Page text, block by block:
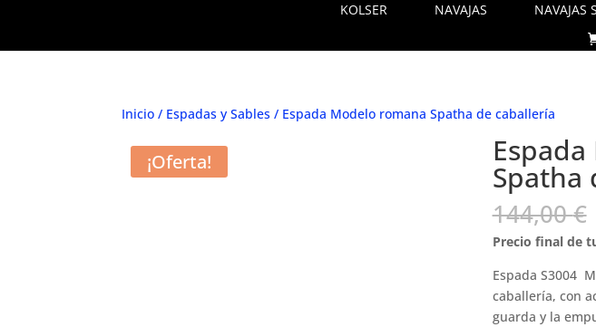
KOLSER NAVAJAS NAVAJAS
Inicio / Espadas y Sables / Espada Modelo romana Spatha de caballería
¡Oferta! Spatha
144,00€
Precio final de
Espada S3004
caballería, con
guarda y la